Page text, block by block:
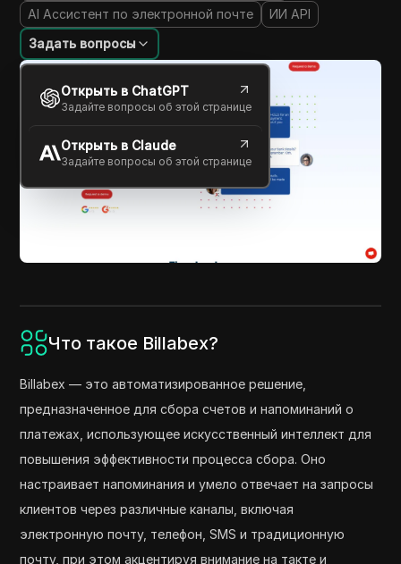
AI Ассистент по электронной почте
ИИ API
Задать вопросы
Открыть в ChatGPT
Задайте вопросы об этой странице
Открыть в Claude
Задайте вопросы об этой странице
Что такое Billabex?
Billabex — это автоматизированное решение,
предназначенное для сбора счетов и напоминаний о
платежах, использующее искусственный интеллект для
повышения эффективности процесса сбора. Оно
настраивает напоминания и умело отвечает на запросы
клиентов через различные каналы, включая
электронную почту, телефон, SMS и традиционную
почту, при этом акцентируя внимание на такте и